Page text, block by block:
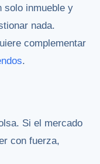
solo inmueble y
nada.
complementar
.
Si el mercado
con fuerza,